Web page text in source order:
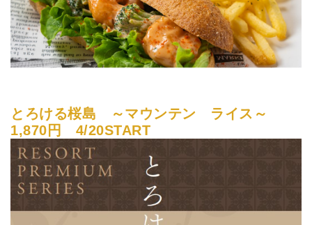
とろける桜島 ～マウンテン ライス～
1,870円 4/20START